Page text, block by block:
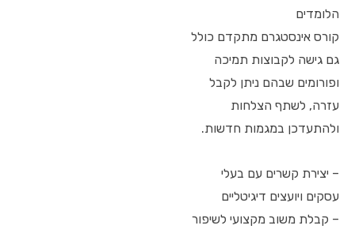
הלומדים
קורס אינסטגרם מתקדם כולל
גם גישה לקבוצות תמיכה
ופורומים שבהם ניתן לקבל
עזרה, לשתף הצלחות
ולהתעדכן במגמות חדשות.
– יצירת קשרים עם בעלי
עסקים ויועצים דיגיטליים
– קבלת משוב מקצועי לשיפור